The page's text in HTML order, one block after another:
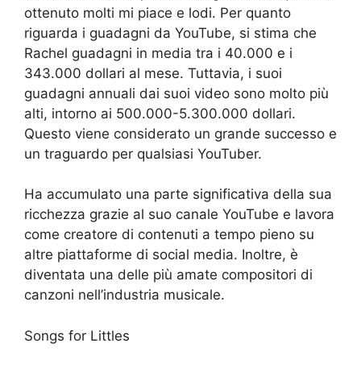
ottenuto molti mi piace e lodi. Per quanto
riguarda i guadagni da YouTube, si stima che
Rachel guadagni in media tra i 40.000 e i
343.000 dollari al mese. Tuttavia, i suoi
guadagni annuali dai suoi video sono molto più
alti, intorno ai 500.000-5.300.000 dollari.
Questo viene considerato un grande successo e
un traguardo per qualsiasi YouTuber.
Ha accumulato una parte significativa della sua
ricchezza grazie al suo canale YouTube e lavora
come creatore di contenuti a tempo pieno su
altre piattaforme di social media. Inoltre, è
diventata una delle più amate compositori di
canzoni nell’industria musicale.
Songs for Littles